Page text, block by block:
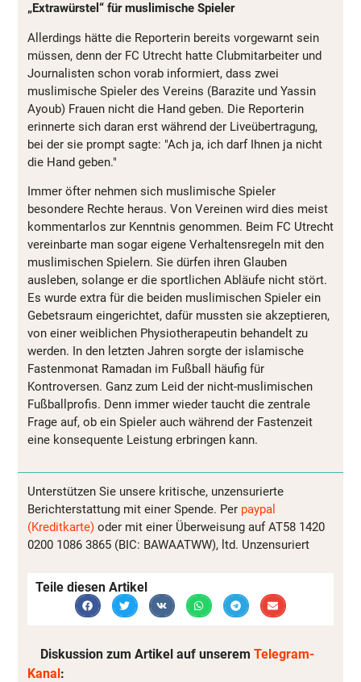
„Extrawürstel“ für muslimische Spieler
Allerdings hätte die Reporterin bereits vorgewarnt sein
müssen, denn der FC Utrecht hatte Clubmitarbeiter und
Journalisten schon vorab informiert, dass zwei
muslimische Spieler des Vereins (Barazite und Yassin
Ayoub) Frauen nicht die Hand geben. Die Reporterin
erinnerte sich daran erst während der Liveübertragung,
bei der sie prompt sagte: "Ach ja, ich darf Ihnen ja nicht
die Hand geben."
Immer öfter nehmen sich muslimische Spieler
besondere Rechte heraus. Von Vereinen wird dies meist
kommentarlos zur Kenntnis genommen. Beim FC Utrecht
vereinbarte man sogar eigene Verhaltensregeln mit den
muslimischen Spielern. Sie dürfen ihren Glauben
ausleben, solange er die sportlichen Abläufe nicht stört.
Es wurde extra für die beiden muslimischen Spieler ein
Gebetsraum eingerichtet, dafür mussten sie akzeptieren,
von einer weiblichen Physiotherapeutin behandelt zu
werden. In den letzten Jahren sorgte der islamische
Fastenmonat Ramadan im Fußball häufig für
Kontroversen. Ganz zum Leid der nicht-muslimischen
Fußballprofis. Denn immer wieder taucht die zentrale
Frage auf, ob ein Spieler auch während der Fastenzeit
eine konsequente Leistung erbringen kann.
Unterstützen Sie unsere kritische, unzensurierte
Berichterstattung mit einer Spende. Per paypal
(Kreditkarte) oder mit einer Überweisung auf AT58 1420
0200 1086 3865 (BIC: BAWAATWW), ltd. Unzensuriert
Teile diesen Artikel
Diskussion zum Artikel auf unserem Telegram-
Kanal: